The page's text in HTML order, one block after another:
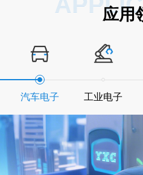
应用
汽车电子 工业电子